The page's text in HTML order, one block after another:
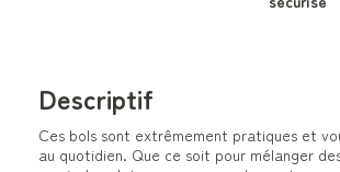
Descriptif
Ces bols sont extrêmement pratiques et
au quotidien. Que ce soit pour mélanger